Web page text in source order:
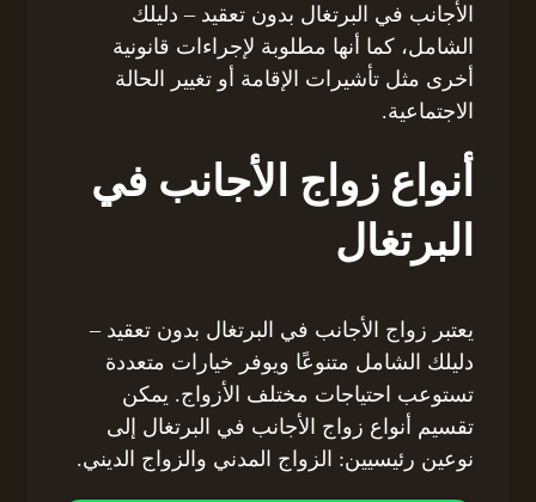
الأجانب في البرتغال بدون تعقيد – دليلك
الشامل، كما أنها مطلوبة لإجراءات قانونية
أخرى مثل تأشيرات الإقامة أو تغيير الحالة
الاجتماعية.
أنواع زواج الأجانب في
البرتغال
يعتبر زواج الأجانب في البرتغال بدون تعقيد –
دليلك الشامل متنوعًا ويوفر خيارات متعددة
تستوعب احتياجات مختلف الأزواج. يمكن
تقسيم أنواع زواج الأجانب في البرتغال إلى
نوعين رئيسيين: الزواج المدني والزواج الديني.